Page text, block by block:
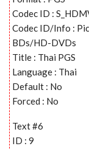
Codec ID :
Codec ID/Info :
BDs/HD-DVDs
Title : Thai PGS
Language : Thai
Default : No
Forced : No
Text #6
ID : 9